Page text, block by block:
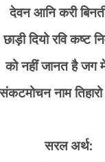
देवन आनि करी
छाड़ी दियो रवि कष्ट
को नहीं जानत है जग
संकटमोचन नाम
​सरल अर्थ: